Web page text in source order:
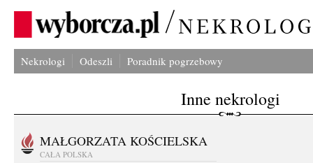
Nekrologi Odeszli Poradnik pogrzebowy
Inne nekrologi
MAŁGORZATA KOŚCIELSKA
CAŁA POLSKA